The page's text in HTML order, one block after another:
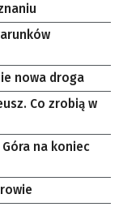
nowa droga
Co zrobią w
na koniec